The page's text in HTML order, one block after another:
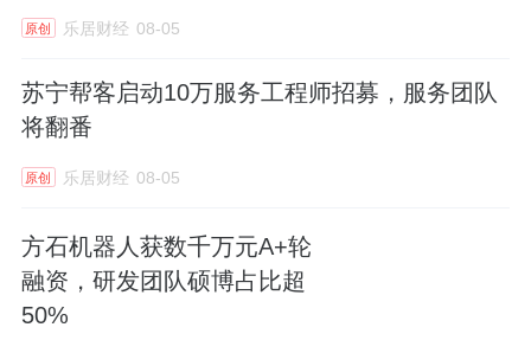
原创 乐居财经 08-05
苏宁帮客启动10万服务工程师招募，服务团队
将翻番
原创 乐居财经 08-05
方石机器人获数千万元A+轮
融资，研发团队硕博占比超
50%